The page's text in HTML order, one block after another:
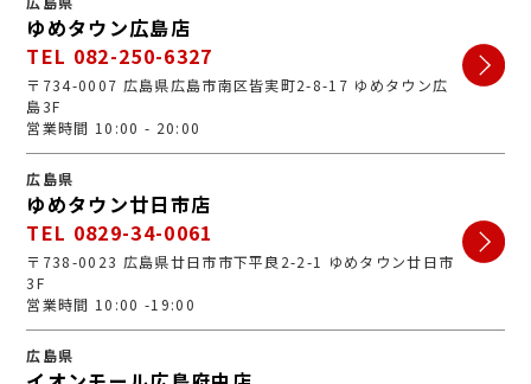
ゆめタウン広島店
TEL 082-250-6327
〒734-0007 広島県広島市南区皆実町2-8-17 ゆめタウン広
島3F
営業時間 10:00 - 20:00
広島県
ゆめタウン廿日市店
TEL 0829-34-0061
〒738-0023 広島県廿日市市下平良2-2-1 ゆめタウン廿日市
3F
営業時間 10:00 -19:00
広島県